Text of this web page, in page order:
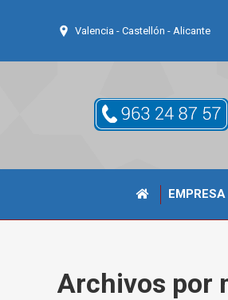
Valencia - Castellón - Alicante
EMPRESA
Archivos por